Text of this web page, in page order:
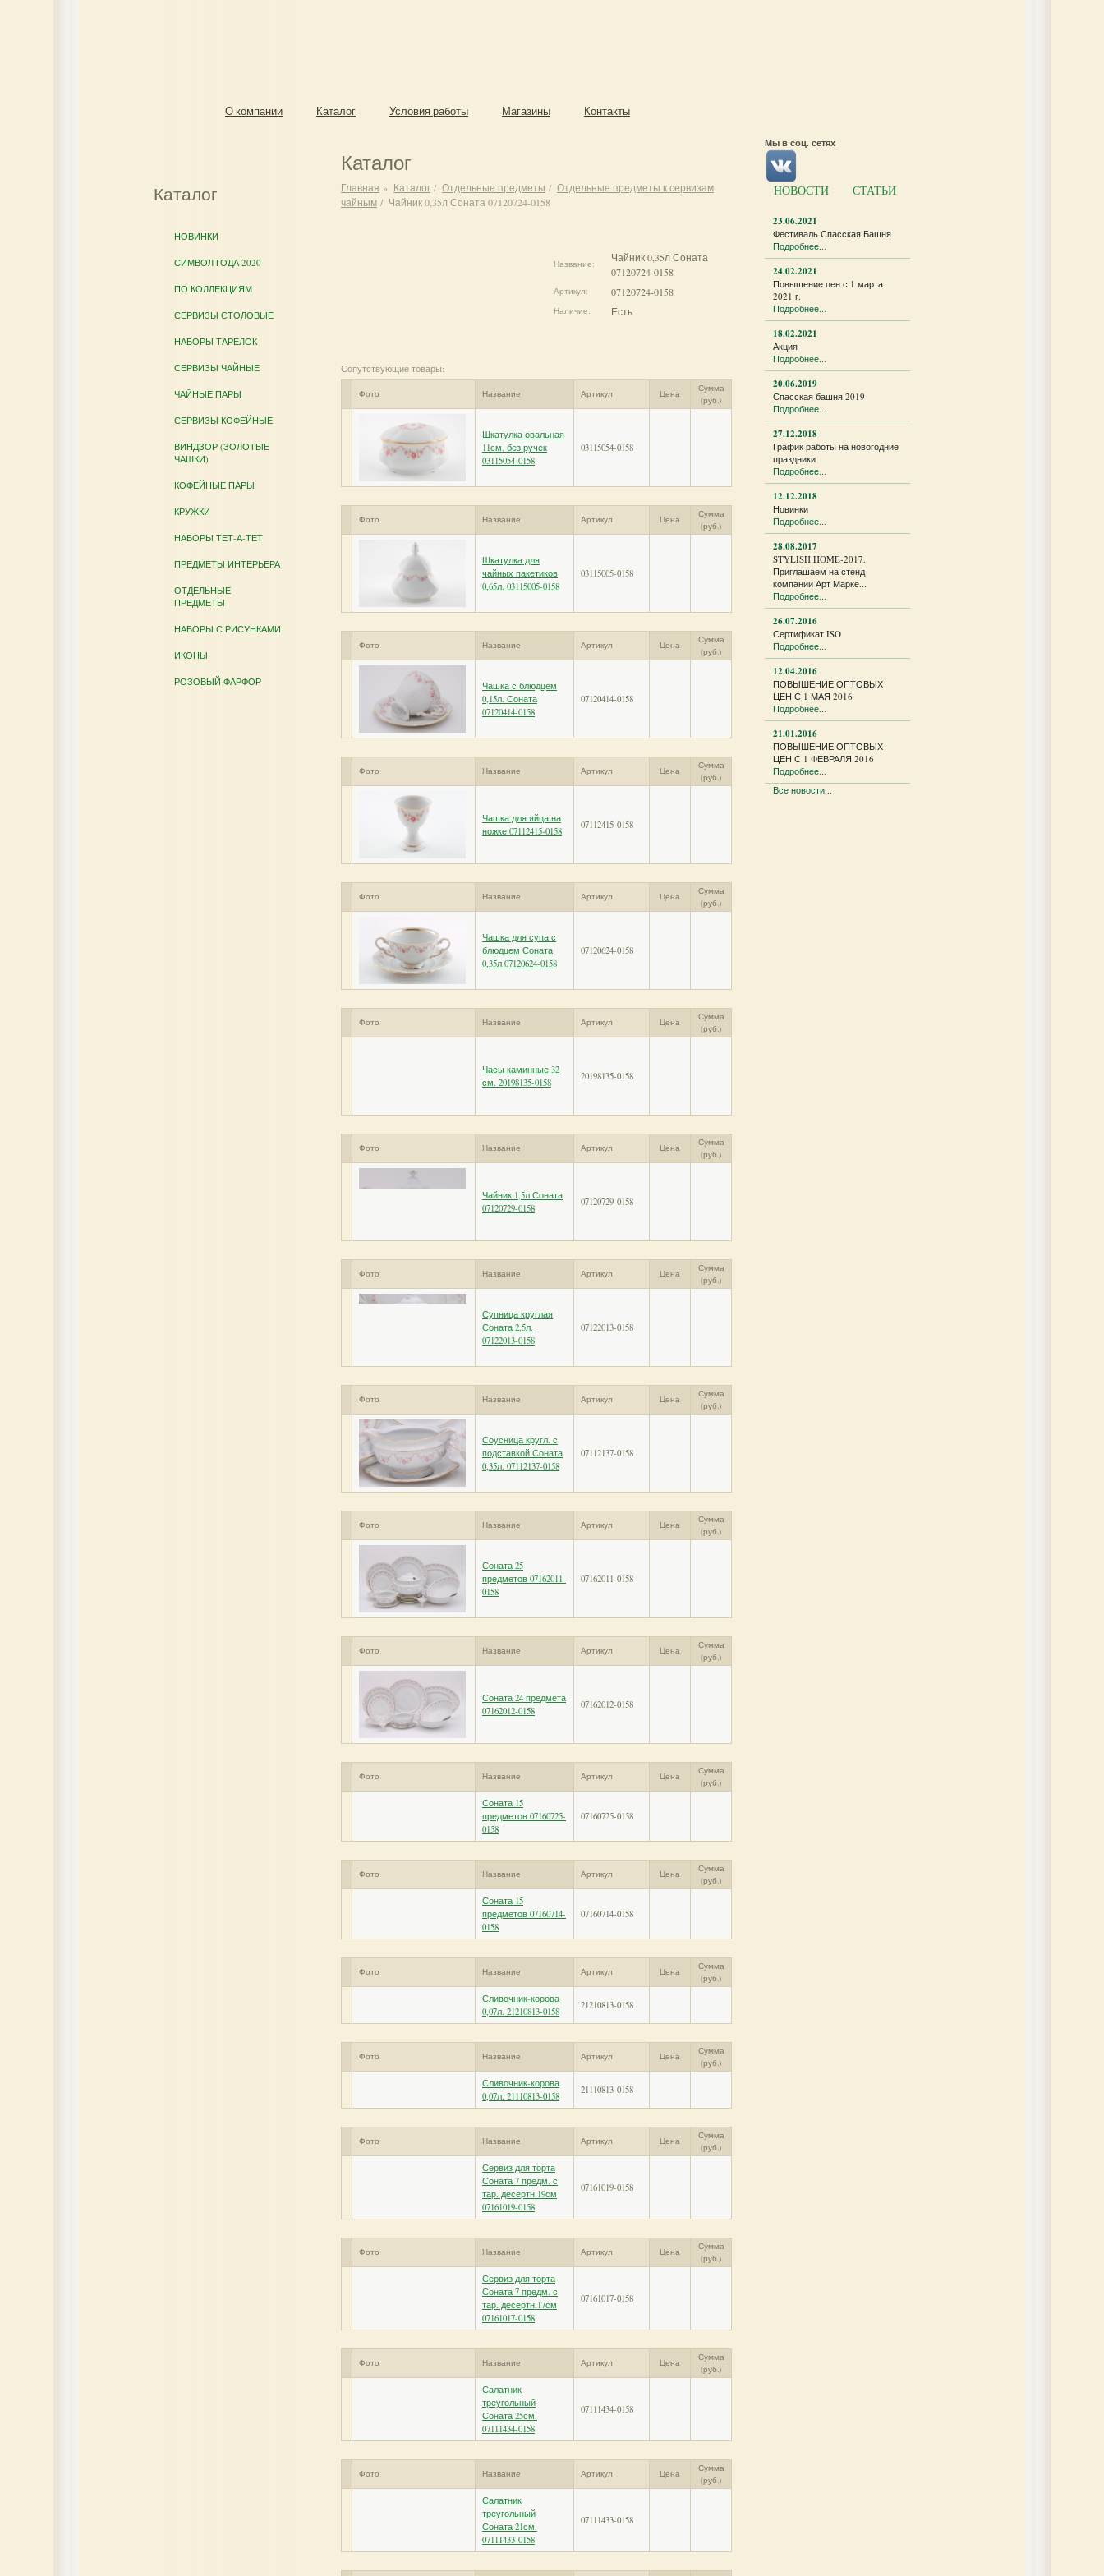
О компании Каталог Условия работы Магазины Контакты
Каталог
НОВИНКИ
СИМВОЛ ГОДА 2020
ПО КОЛЛЕКЦИЯМ
СЕРВИЗЫ СТОЛОВЫЕ
НАБОРЫ ТАРЕЛОК
СЕРВИЗЫ ЧАЙНЫЕ
ЧАЙНЫЕ ПАРЫ
СЕРВИЗЫ КОФЕЙНЫЕ
ВИНДЗОР (ЗОЛОТЫЕ
ЧАШКИ)
КОФЕЙНЫЕ ПАРЫ
КРУЖКИ
НАБОРЫ ТЕТ-А-ТЕТ
ПРЕДМЕТЫ ИНТЕРЬЕРА
ОТДЕЛЬНЫЕ
ПРЕДМЕТЫ
НАБОРЫ С РИСУНКАМИ
ИКОНЫ
РОЗОВЫЙ ФАРФОР
Каталог
Главная » Каталог / Отдельные предметы / Отдельные предметы к сервизам
чайным / Чайник 0,35л Соната 07120724-0158
Название:
Чайник 0,35л Соната
07120724-0158
Артикул: 07120724-0158
Наличие: Есть
Сопутствующие товары:
Фото Название Артикул Цена
Сумма
(руб.)
Шкатулка овальная
11см. без ручек
03115054-0158
03115054-0158
Фото Название Артикул Цена
Сумма
(руб.)
Шкатулка для
чайных пакетиков
0,65л. 03115005-0158
03115005-0158
Фото Название Артикул Цена
Сумма
(руб.)
Чашка с блюдцем
0,15л. Соната
07120414-0158
07120414-0158
Фото Название Артикул Цена
Сумма
(руб.)
Чашка для яйца на
ножке 07112415-0158
07112415-0158
Фото Название Артикул Цена
Сумма
(руб.)
Чашка для супа с
блюдцем Соната
0,35л 07120624-0158
07120624-0158
Фото Название Артикул Цена
Сумма
(руб.)
Часы каминные 32
см. 20198135-0158
20198135-0158
Фото Название Артикул Цена
Сумма
(руб.)
Чайник 1,5л Соната
07120729-0158
07120729-0158
Фото Название Артикул Цена
Сумма
(руб.)
Супница круглая
Соната 2,5л.
07122013-0158
07122013-0158
Фото Название Артикул Цена
Сумма
(руб.)
Соусница кругл. с
подставкой Соната
0,35л. 07112137-0158
07112137-0158
Фото Название Артикул Цена
Сумма
(руб.)
Соната 25
предметов 07162011-
0158
07162011-0158
Фото Название Артикул Цена
Сумма
(руб.)
Соната 24 предмета
07162012-0158
07162012-0158
Фото Название Артикул Цена
Сумма
(руб.)
Соната 15
предметов 07160725-
0158
07160725-0158
Фото Название Артикул Цена
Сумма
(руб.)
Соната 15
предметов 07160714-
0158
07160714-0158
Фото Название Артикул Цена
Сумма
(руб.)
Сливочник-корова
0,07л. 21210813-0158
21210813-0158
Фото Название Артикул Цена
Сумма
(руб.)
Сливочник-корова
0,07л. 21110813-0158
21110813-0158
Фото Название Артикул Цена
Сумма
(руб.)
Сервиз для торта
Соната 7 предм. с
тар. десертн.19см
07161019-0158
07161019-0158
Фото Название Артикул Цена
Сумма
(руб.)
Сервиз для торта
Соната 7 предм. с
тар. десертн.17см
07161017-0158
07161017-0158
Фото Название Артикул Цена
Сумма
(руб.)
Салатник
треугольный
Соната 25см.
07111434-0158
07111434-0158
Фото Название Артикул Цена
Сумма
(руб.)
Салатник
треугольный
Соната 21см.
07111433-0158
07111433-0158
Мы в соц. сетях
НОВОСТИ
23.06.2021
Фестиваль Спасская Башня
Подробнее...
24.02.2021
Повышение цен с 1 марта
2021 г.
Подробнее...
18.02.2021
Акция
Подробнее...
20.06.2019
Спасская башня 2019
Подробнее...
27.12.2018
График работы на новогодние
праздники
Подробнее...
12.12.2018
Новинки
Подробнее...
28.08.2017
STYLISH HOME-2017.
Приглашаем на стенд
компании Арт Марке...
Подробнее...
26.07.2016
Сертификат ISO
Подробнее...
12.04.2016
ПОВЫШЕНИЕ ОПТОВЫХ
ЦЕН С 1 МАЯ 2016
Подробнее...
21.01.2016
ПОВЫШЕНИЕ ОПТОВЫХ
ЦЕН С 1 ФЕВРАЛЯ 2016
Подробнее...
Все новости...
СТАТЬИ